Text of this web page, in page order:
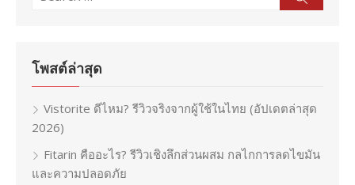
โพสต์ล่าสุด
Vistorite ดีไหม? รีวิวจริงจากผู้ใช้ในไทย (อัปเดตล่าสุด
2026)
Fitarin คืออะไร? รีวิวเชิงลึกส่วนผสม กลไกการลดไขมัน
และความปลอดภัย